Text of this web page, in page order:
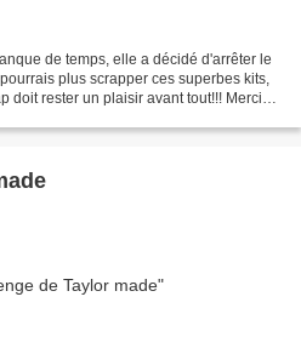
de temps, elle a décidé d'arrêter le
plus scrapper ces superbes kits,
doit rester un plaisir avant tout!!! Merci